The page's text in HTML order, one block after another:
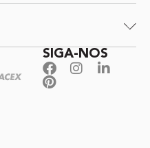
SIGA-NOS